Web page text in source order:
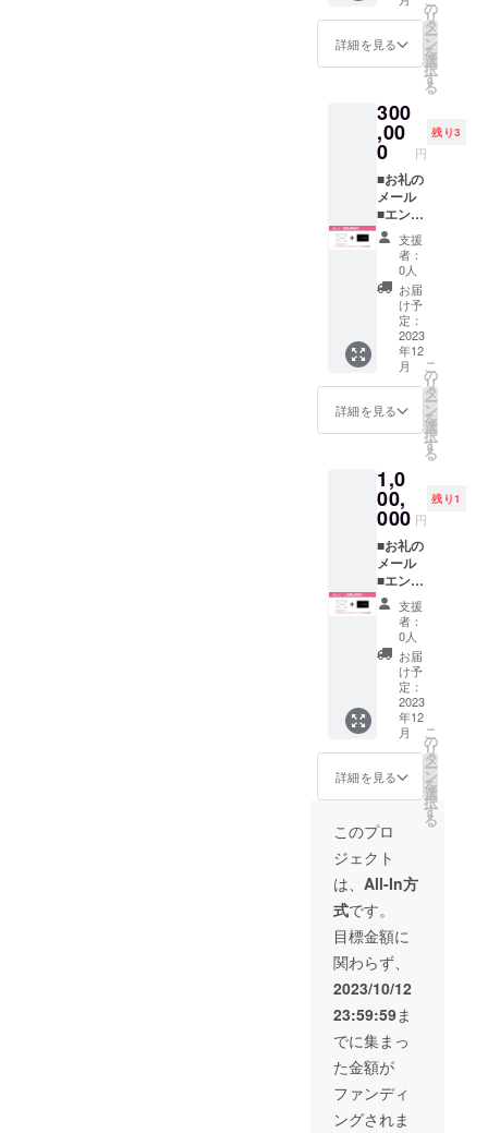
リター
ンは
2023年
す。
(注)色と
サイズ
をお選
びくだ
さい。
くの劇
場で上
映され
い戻し
はでき
ませ
ん。
(注)誰の
サイン
かは選
べませ
ん。
(注)DV
Dはサイ
ンを入
れる為
にシュ
リンク
を外し
ます。
(注)DV
D以外の
2023年
11月に
お届け
しま
す。
(注)色と
サイズ
をお選
びくだ
さい。
映画の
エンド
ロール
に「協
賛」と
社名
（団体
名）を
小さく
掲載し
ます。
備考欄
に掲載
する社
名（団
体名）
を必ず
明記
（ロゴ
使用
可）し
てくだ
さい。
（注）
掲載順
ちらに
お任せ
いただ
きま
す。
（注）
一定の
審査が
ござい
ます。
詳細を見る
の
リ
タ
ー
ン
を
選
択
す
る
300
,00
0 円
残り3
■お礼の
メール
■エンド
ロール
に「ア
ソシエ
イト・
プロ
デュー
サー」
として
お名前
掲載
（個人
さま向
け）
映画の
エンド
ロール
に「ア
ソシエ
イト・
プロ
デュー
サー」
とし
て、プ
デュー
サーの
次にお
名前を
掲載し
ます
（ニッ
クネー
ム不
可）。
備考欄
に掲載
するお
名前を
必ず明
記して
くださ
い。
（注）
掲載順
序は先
着順と
しま
す。
（注）
通常ア
支援
者：
0人
お届
け予
定：
2023
年12
月
詳細を見る
こ
の
リ
タ
ー
ン
を
選
択
す
る
1,0
00,
000 円
残り1
■お礼の
メール
■エンド
ロール
に「エ
グゼク
ティ
ブ・プ
デュー
サー」
として
お名前
掲載＆
映画祭
参加権
（個人
さま向
け）
（注）
映画の
エンド
ロール
に「エ
グゼク
ティ
ブ・プ
ロ
デュー
サー」
とし
て、ス
タッフ
の先頭
支援
者：
0人
お届
け予
定：
2023
年12
月
詳細を見る
こ
の
リ
タ
ー
ン
を
選
択
す
る
このプロ
ジェクト
は、 All-In方
式です。
目標金額に
関わらず、
2023/10/12
23:59:59ま
でに集まっ
た金額が
ファンディ
ングされま